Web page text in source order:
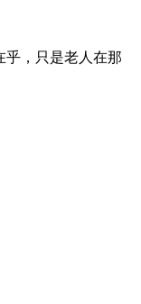
乎，只是老人在那